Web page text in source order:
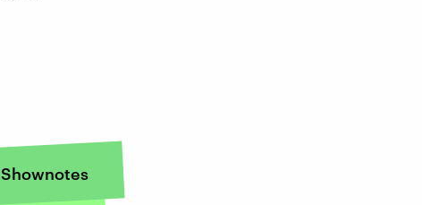
Shownotes